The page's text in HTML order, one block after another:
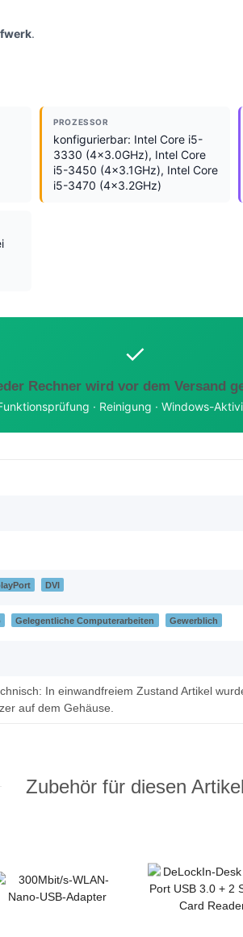
.
PROZESSOR
konfigurierbar: Intel Core i5-
3330 (4x3.0GHz), Intel Core
i5-3450 (4x3.1GHz), Intel Core
i5-3470 (4x3.2GHz)
✓
Rechner wird vor dem Versand
· Reinigung · Windows-
DVI
Gelegentliche Computerarbeiten Gewerblich
In einwandfreiem Zustand Artikel
auf dem Gehäuse.
Zubehör für diesen Artikel